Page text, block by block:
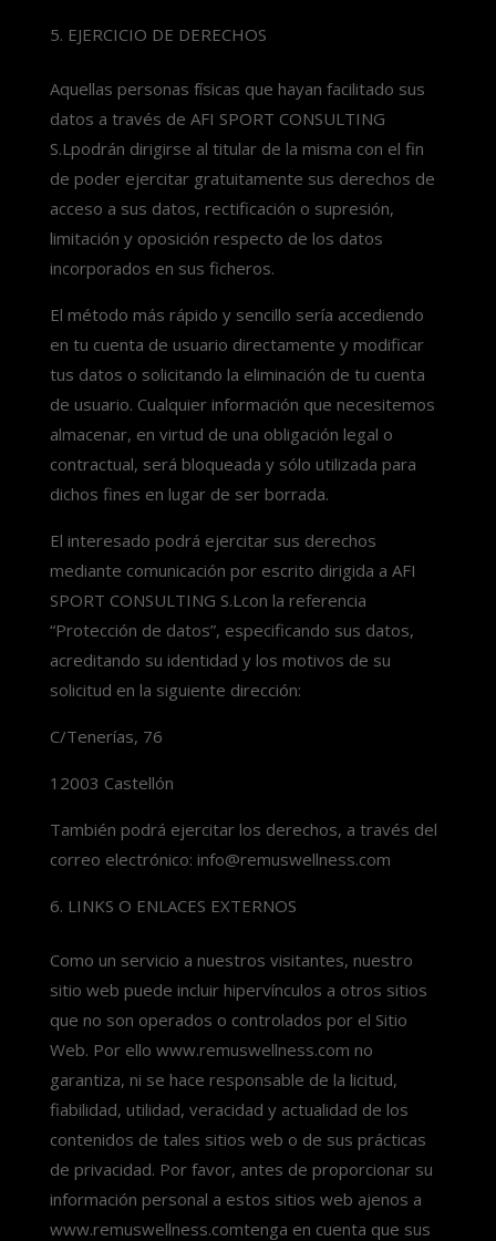
EJERCICIO DE DERECHOS
Aquellas personas físicas que hayan facilitado sus
datos a través de AFI SPORT CONSULTING
S.Lpodrán dirigirse al titular de la misma con el fin
de poder ejercitar gratuitamente sus derechos de
acceso a sus datos, rectificación o supresión,
limitación y oposición respecto de los datos
incorporados en sus ficheros.
El método más rápido y sencillo sería accediendo
en tu cuenta de usuario directamente y modificar
tus datos o solicitando la eliminación de tu cuenta
de usuario. Cualquier información que necesitemos
almacenar, en virtud de una obligación legal o
contractual, será bloqueada y sólo utilizada para
dichos fines en lugar de ser borrada.
El interesado podrá ejercitar sus derechos
mediante comunicación por escrito dirigida a AFI
SPORT CONSULTING S.Lcon la referencia
“Protección de datos”, especificando sus datos,
acreditando su identidad y los motivos de su
solicitud en la siguiente dirección:
C/Tenerías, 76
12003 Castellón
También podrá ejercitar los derechos, a través del
correo electrónico: info@remuswellness.com
LINKS O ENLACES EXTERNOS
Como un servicio a nuestros visitantes, nuestro
sitio web puede incluir hipervínculos a otros sitios
que no son operados o controlados por el Sitio
Web. Por ello www.remuswellness.com no
garantiza, ni se hace responsable de la licitud,
fiabilidad, utilidad, veracidad y actualidad de los
contenidos de tales sitios web o de sus prácticas
de privacidad. Por favor, antes de proporcionar su
información personal a estos sitios web ajenos a
www.remuswellness.comtenga en cuenta que sus